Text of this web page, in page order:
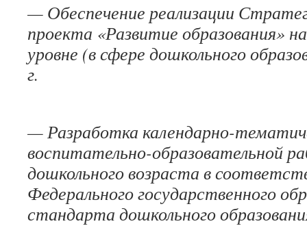
— Обеспечение реализации
проекта «Развитие образования»
уровне (в сфере дошкольного
— Разработка календарно-
воспитательно-образовательной
дошкольного возраста в
Федерального государственного
стандарта дошкольного